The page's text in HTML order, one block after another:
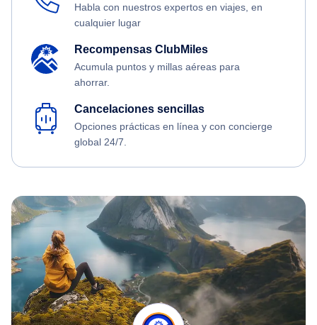
Habla con nuestros expertos en viajes, en
cualquier lugar
Recompensas ClubMiles
Acumula puntos y millas aéreas para
ahorrar.
Cancelaciones sencillas
Opciones prácticas en línea y con concierge
global 24/7.